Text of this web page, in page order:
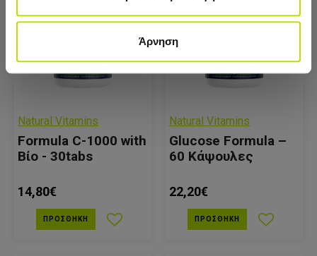
Άρνηση
Natural Vitamins
Formula C-1000 with
Βίο - 30tabs
14,80€
ΠΡΟΣΘΉΚΗ
Natural Vitamins
Glucose Formula –
60 Κάψουλες
22,20€
ΠΡΟΣΘΉΚΗ